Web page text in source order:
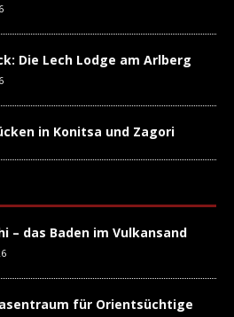
Die Lech Lodge am Arlberg
in Konitsa und Zagori
– das Baden im Vulkansand
für Orientsüchtige